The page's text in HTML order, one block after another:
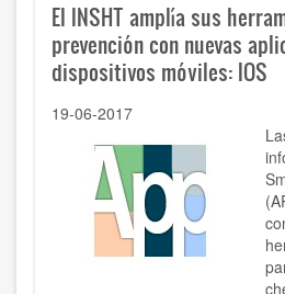
El INSHT amplía sus
prevención con nuevas
dispositivos móviles: IOS
19-06-2017